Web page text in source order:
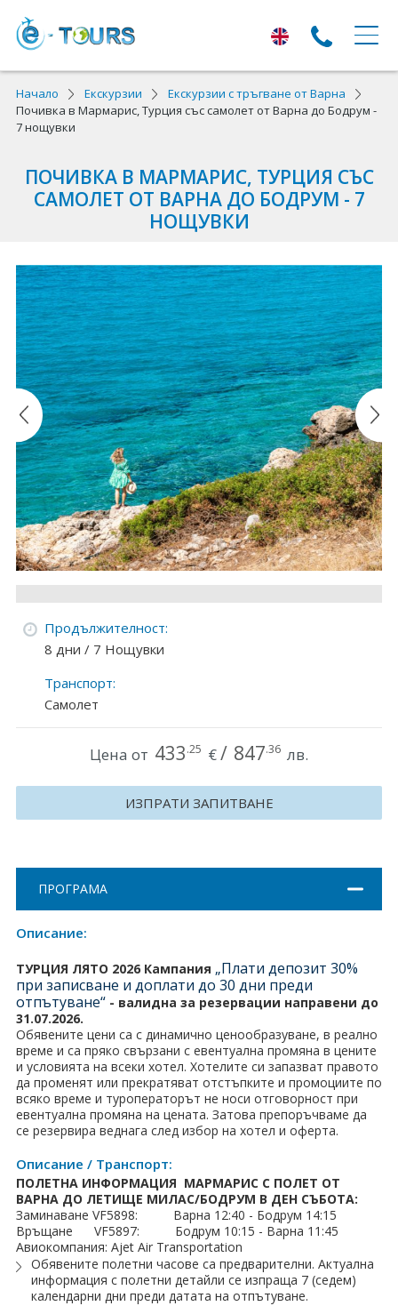
ЕКСКУРЗИИ
Екскурзии с тръгване от Варна
Екскурзии в Европа
Автобусни екскурзии
ПОЧИВКИ
Почивки с тръгване от Варна
Лято 2026
Най-търсени оферти
Круизи
Уикенд програми
ДЕСТИНАЦИИ
Египет
Чехия
Тунис
Китай
Хърватия
Италия
Австрия
Сърбия - E-Tours
Турция
Унгария
Испания
Франция
Швеция
ПРАЗНИЦИ
Празници в България
Предколедни
Начало Екскурзии
Екскурзии с тръгване от Варна
Почивка в Мармарис, Турция със самолет от Варна до Бодрум -
7 нощувки
ПОЧИВКА В МАРМАРИС, ТУРЦИЯ СЪС
САМОЛЕТ ОТ ВАРНА ДО БОДРУМ - 7
НОЩУВКИ
Продължителност:
8 дни / 7 Нощувки
Транспорт:
Самолет
Цена от 433.25 €/ 847.36 лв.
ИЗПРАТИ ЗАПИТВАНЕ
ПРОГРАМА
Описание:
ТУРЦИЯ ЛЯТО 2026 Кампания „Плати депозит 30%
при записване и доплати до 30 дни преди
отпътуване“ - валидна за резервации направени до
31.07.2026.
Обявените цени са с динамично ценообразуване, в реално
време и са пряко свързани с евентуална промяна в цените
и условията на всеки хотел. Хотелите си запазват правото
да променят или прекратяват отстъпките и промоциите по
всяко време и туроператорът не носи отговорност при
евентуална промяна на цената. Затова препоръчваме да
се резервира веднага след избор на хотел и оферта.
Описание / Транспорт:
ПОЛЕТНА ИНФОРМАЦИЯ МАРМАРИС С ПОЛЕТ ОТ
ВАРНА ДО ЛЕТИЩЕ МИЛАС/БОДРУМ В ДЕН СЪБОТА:
Заминаване VF5898: Варна 12:40 - Бодрум 14:15
Връщане VF5897: Бодрум 10:15 - Варна 11:45
Авиокомпания: Ajet Air Transportation
Обявените полетни часове са предварителни. Актуална
информация с полетни детайли се изпраща 7 (седем)
календарни дни преди датата на отпътуване.